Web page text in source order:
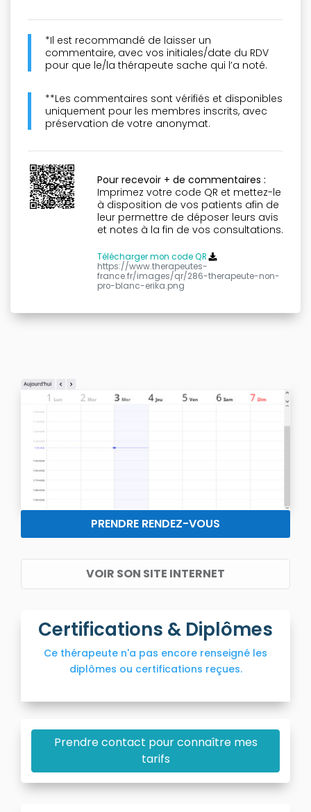
*Il est recommandé de laisser un
commentaire, avec vos initiales/date du RDV
pour que le/la thérapeute sache qui l’a noté.
**Les commentaires sont vérifiés et disponibles
uniquement pour les membres inscrits, avec
préservation de votre anonymat.
Pour recevoir + de commentaires :
Imprimez votre code QR et mettez-le
à disposition de vos patients afin de
leur permettre de déposer leurs avis
et notes à la fin de vos consultations.
Télécharger mon code QR
https://www.therapeutes-
france.fr/images/qr/286-therapeute-non-
pro-blanc-erika.png
PRENDRE RENDEZ-VOUS
VOIR SON SITE INTERNET
Certifications & Diplômes
Ce thérapeute n'a pas encore renseigné les
diplômes ou certifications reçues.
Prendre contact pour connaître mes
tarifs